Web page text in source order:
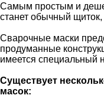
Самым простым и
станет обычный
Сварочные маски
продуманные
имеется специальный
Существует
масок: